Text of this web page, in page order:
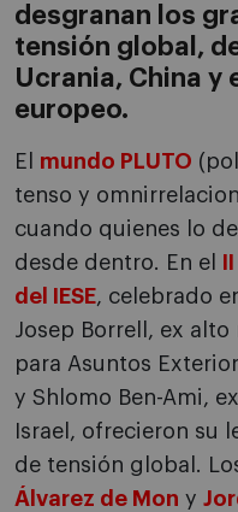
desgranan los
tensión global,
Ucrania, China
europeo.
El mundo PLUTO
tenso y
cuando quienes lo
desde dentro. En el
del IESE, celebrado
Josep Borrell, ex alto
para Asuntos
y Shlomo Ben-Ami,
Israel, ofrecieron su
de tensión global.
Álvarez de Mon y